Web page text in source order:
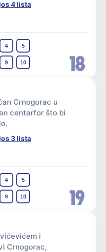
18
4 lista
4 5
9 10
19
Crnogorac u
centarfor što bi
3 lista
4 5
9 10
i
Crnogorac,